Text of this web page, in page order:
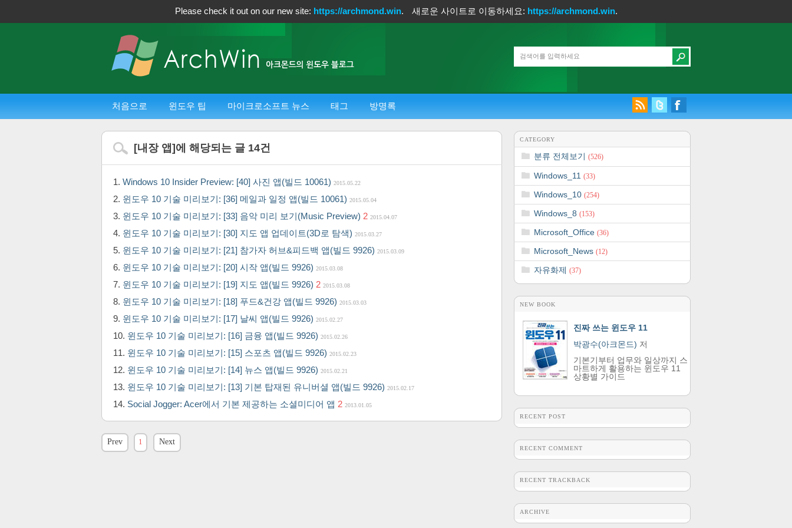
Please check it out on our new site: https://archmond.win. 새로운 사이트로 이동하세요: https://archmond.win.
처음으로 윈도우 팁 마이크로소프트 뉴스 태그 방명록
[내장 앱 ]에 해당되는 글 14건
Windows 10 Insider Preview: [40] 사진 앱(빌드 10061) 2015.05.22
윈도우 10 기술 미리보기: [36] 메일과 일정 앱(빌드 10061) 2015.05.04
윈도우 10 기술 미리보기: [33] 음악 미리 보기(Music Preview) 2 2015.04.07
윈도우 10 기술 미리보기: [30] 지도 앱 업데이트(3D로 탐색) 2015.03.27
윈도우 10 기술 미리보기: [21] 참가자 허브&피드백 앱(빌드 9926) 2015.03.09
윈도우 10 기술 미리보기: [20] 시작 앱(빌드 9926) 2015.03.08
윈도우 10 기술 미리보기: [19] 지도 앱(빌드 9926) 2 2015.03.08
윈도우 10 기술 미리보기: [18] 푸드&건강 앱(빌드 9926) 2015.03.03
윈도우 10 기술 미리보기: [17] 날씨 앱(빌드 9926) 2015.02.27
윈도우 10 기술 미리보기: [16] 금융 앱(빌드 9926) 2015.02.26
윈도우 10 기술 미리보기: [15] 스포츠 앱(빌드 9926) 2015.02.23
윈도우 10 기술 미리보기: [14] 뉴스 앱(빌드 9926) 2015.02.21
윈도우 10 기술 미리보기: [13] 기본 탑재된 유니버셜 앱(빌드 9926) 2015.02.17
Social Jogger: Acer에서 기본 제공하는 소셜미디어 앱 2 2013.01.05
Prev 1 Next
CATEGORY
분류 전체보기 (526)
Windows_11 (33)
Windows_10 (254)
Windows_8 (153)
Microsoft_Office (36)
Microsoft_News (12)
자유화제 (37)
NEW BOOK
진짜 쓰는 윈도우 11
박광수(아크몬드) 저
기본기부터 업무와 일상까지 스
마트하게 활용하는 윈도우 11
상황별 가이드
RECENT POST
RECENT COMMENT
RECENT TRACKBACK
ARCHIVE